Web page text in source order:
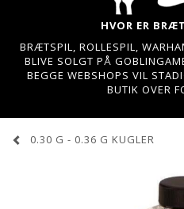
HVOR ER
BRÆTSPIL, ROLLESPIL,
BLIVE SOLGT PÅ
BEGGE WEBSHOPS VIL
BUTIK OVER
0.30 G - 0.36 G KUGLER